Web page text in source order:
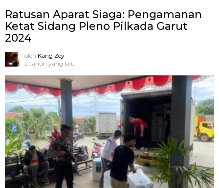
Ratusan Aparat Siaga: Pengamanan
Ketat Sidang Pleno Pilkada Garut
2024
oleh Kang Zey
2 tahun yang lalu